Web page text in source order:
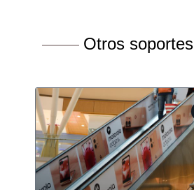
Otros soportes